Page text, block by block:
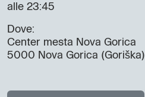
alle 23:45
Dove:
Center mesta Nova Gorica
5000 Nova Gorica (Goriška)